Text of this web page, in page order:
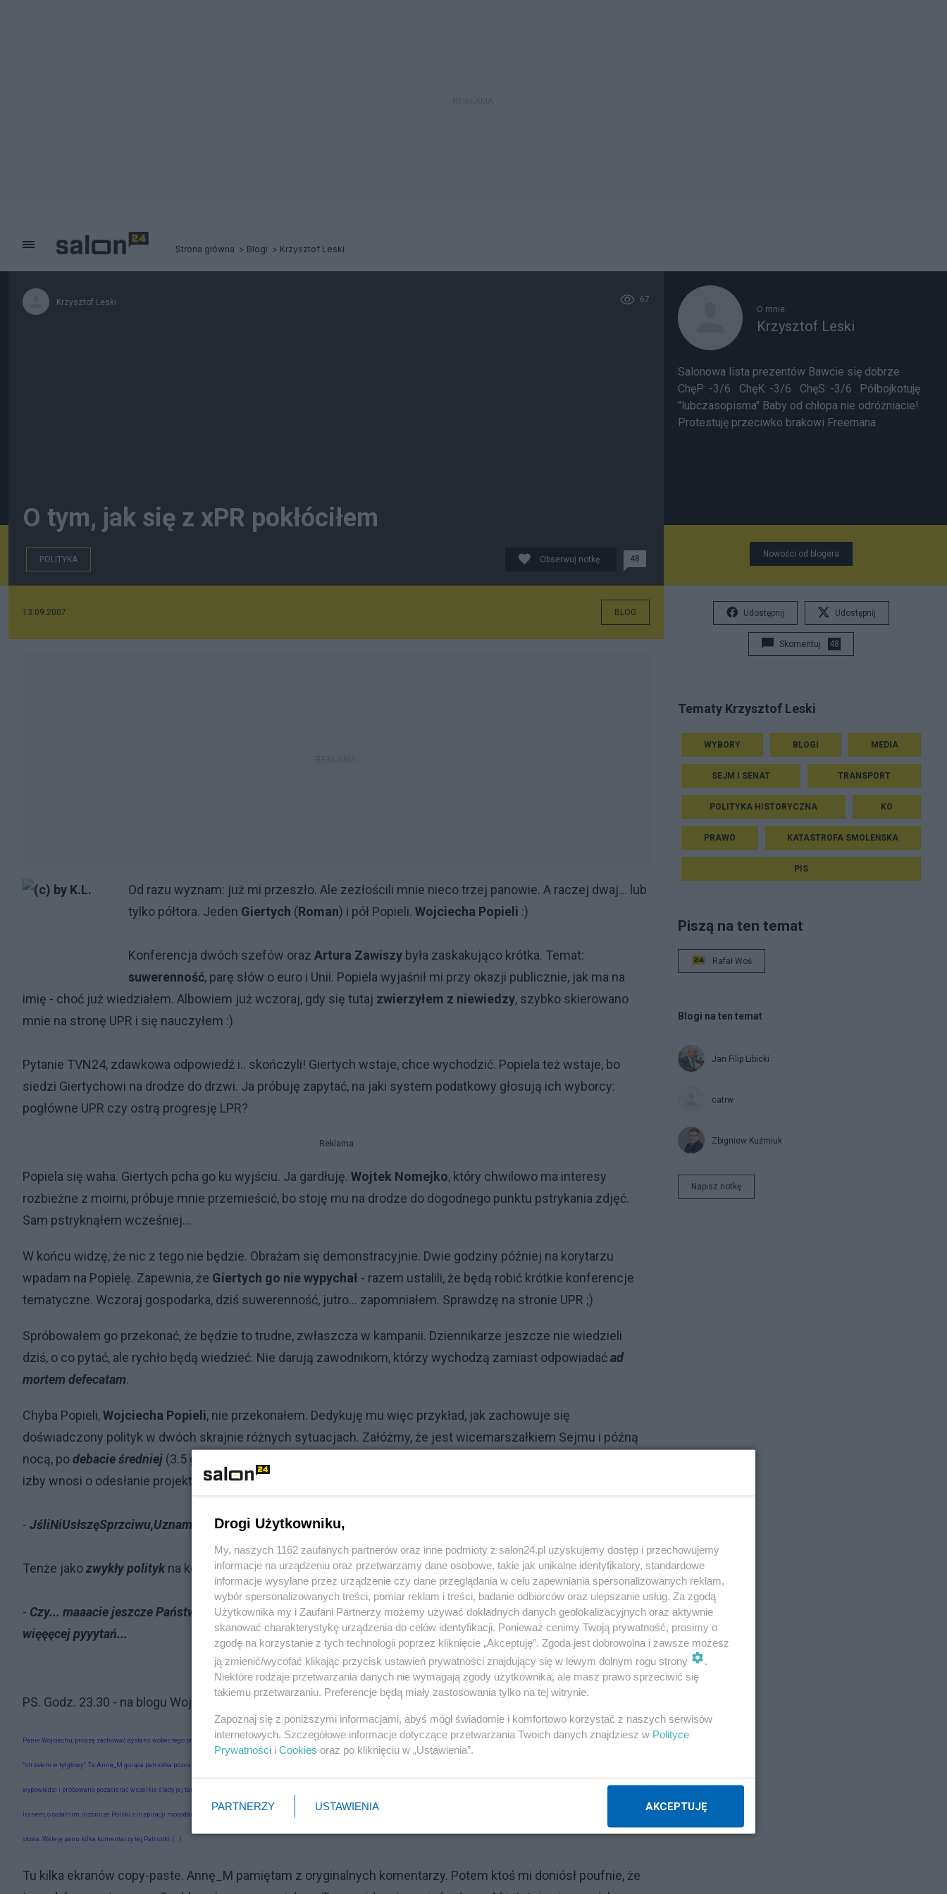
Strona główna Blogi Krzysztof Leski
Krzysztof Leski 67
O tym, jak się z xPR pokłóciłem
POLITYKA Obserwuj notkę 48
13.09.2007 BLOG
Od razu wyznam: już mi przeszło. Ale zezłościli mnie nieco trzej panowie. A raczej dwaj... lub
tylko półtora. Jeden Giertych (Roman) i pół Popieli. Wojciecha Popieli :)
Konferencja dwóch szefów oraz Artura Zawiszy była zaskakująco krótka. Temat:
suwerenność, parę słów o euro i Unii. Popiela wyjaśnił mi przy okazji publicznie, jak ma na
imię - choć już wiedziałem. Albowiem już wczoraj, gdy się tutaj zwierzyłem z niewiedzy, szybko skierowano
mnie na stronę UPR i się nauczyłem :)
Pytanie TVN24, zdawkowa odpowiedź i.. skończyli! Giertych wstaje, chce wychodzić. Popiela też wstaje, bo
siedzi Giertychowi na drodze do drzwi. Ja próbuję zapytać, na jaki system podatkowy głosują ich wyborcy:
pogłówne UPR czy ostrą progresję LPR?
Reklama
Popiela się waha. Giertych pcha go ku wyjściu. Ja gardłuję. Wojtek Nomejko, który chwilowo ma interesy
rozbieżne z moimi, próbuje mnie przemieścić, bo stoję mu na drodze do dogodnego punktu pstrykania zdjęć.
Sam pstryknąłem wcześniej...
W końcu widzę, że nic z tego nie będzie. Obrażam się demonstracyjnie. Dwie godziny później na korytarzu
wpadam na Popielę. Zapewnia, że Giertych go nie wypychał - razem ustalili, że będą robić krótkie konferencje
tematyczne. Wczoraj gospodarka, dziś suwerenność, jutro... zapomniałem. Sprawdzę na stronie UPR ;)
Spróbowałem go przekonać, że będzie to trudne, zwłaszcza w kampanii. Dziennikarze jeszcze nie wiedzieli
dziś, o co pytać, ale rychło będą wiedzieć. Nie darują zawodnikom, którzy wychodzą zamiast odpowiadaćad
mortem defecatam.
Chyba Popieli,Wojciecha Popieli, nie przekonałem. Dedykuję mu więc przykład, jak zachowuje się
doświadczony polityk w dwóch skrajnie różnych sytuacjach. Załóżmy, że jest wicemarszałkiem Sejmu i późną
nocą, podebacie średniej (3.5 godz.) nad pkt. 44 porządku obrad (obecnych: 11 posłów) informuje, że prezydium
izby wnosi o odesłanie projektu dokomisji jakiejśtam
- JśliNiUsłszęSprzciwu,UznamWniosekZaPrzjęty,SprzciwuNiWidzęDźkuję
Tenże jakozwykły politykna konferencji prasowej w czasie kampanii:
- Czy... maaacie jeszcze Państwo, szanowni Państwo, jaaaakieś pytaaniaaa? Eee.. err.. Jeeśli... no jeeeśli nie ma
więęęcej pyyytań...
Reklama
PS. Godz. 23.30 - na blogu Wojciecha Popieli znalazłem komentarz Terminatora
Panie Wojciechu, proszę zachować dystans wobec tego przebiegłego kurdupla, Leskiego, bo to chyba niezła szuja. Dostarczono mi informację, że na jego blogu w salonie24 "zamordowano" młodą kobietę, bez sądu,
"strzałem w tył głowy". Ta Anna_M gorąca patriotka pozostawiła tam 532 komentarze chłoszczące zdrajców i obnażające spiski przeciwko Polsce. Ponoć po jej ostatnim wpisie u Leskiego, skasowano wszystkie jej
wypowiedzi i próbowano pozacierać wszelkie ślady jej tam bytności. Przysłano mi kilka próbek jej wypowiedzi, w których pisała o zdradzieckiej euro-konstytucji, likwidacji złotówki, o zbliżającej się wojnie z
Iranem, o ostatnim rozbiorze Polski z inspiracji mocodawców Alka Smolara z Fundacji Batorego. Musiała trafić w sam środek zdradzieckich planów skoro posunęli się do zbrodni w tej, ponoć, świątyni wolnego
słowa. Wkleję panu kilka komentarzy tej Patriotki: (...)
Tu kilka ekranów copy-paste. Annę_M pamiętam z oryginalnych komentarzy. Potem ktoś mi doniósł poufnie, że
O mnie
Krzysztof Leski
Salonowa lista prezentów Bawcie się dobrze
ChęP: -3/6 ChęK: -3/6 ChęS: -3/6 . Półbojkotuję
"lubczasopisma" Baby od chłopa nie odróżniacie!
Protestuję przeciwko brakowi Freemana
Nowości od blogera
Udostępnij Udostępnij
Skomentuj 48
Tematy Krzysztof Leski
WYBORY BLOGI MEDIA
SEJM I SENAT TRANSPORT
POLITYKA HISTORYCZNA KO
PRAWO KATASTROFA SMOLEŃSKA
PIS
Piszą na ten temat
Rafał Woś
Blogi na ten temat
Jan Filip Libicki
catrw
Zbigniew Kuźmiuk
Napisz notkę
Drogi Użytkowniku,
My, naszych 1162 zaufanych partnerów oraz inne podmioty z salon24.pl uzyskujemy dostęp i przechowujemy
informacje na urządzeniu oraz przetwarzamy dane osobowe, takie jak unikalne identyfikatory, standardowe
informacje wysyłane przez urządzenie czy dane przeglądania w celu zapewniania spersonalizowanych reklam,
wybór spersonalizowanych treści, pomiar reklam i treści, badanie odbiorców oraz ulepszanie usług. Za zgodą
Użytkownika my i Zaufani Partnerzy możemy używać dokładnych danych geolokalizacyjnych oraz aktywnie
skanować charakterystykę urządzenia do celów identyfikacji. Ponieważ cenimy Twoją prywatność, prosimy o
zgodę na korzystanie z tych technologii poprzez kliknięcie „Akceptuję”. Zgoda jest dobrowolna i zawsze możesz
ją zmienić/wycofać klikając przycisk ustawień prywatności znajdujący się w lewym dolnym rogu strony
.
Niektóre rodzaje przetwarzania danych nie wymagają zgody użytkownika, ale masz prawo sprzeciwić się
takiemu przetwarzaniu. Preferencje będą miały zastosowania tylko na tej witrynie.
Zapoznaj się z poniższymi informacjami, abyś mógł świadomie i komfortowo korzystać z naszych serwisów
internetowych. Szczegółowe informacje dotyczące przetwarzania Twoich danych znajdziesz w Polityce
Prywatności i Cookies oraz po kliknięciu w „Ustawienia”.
PARTNERZY USTAWIENIA AKCEPTUJĘ